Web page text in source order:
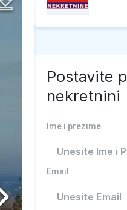
Postavite
nekretnini
Ime i prezime
Email